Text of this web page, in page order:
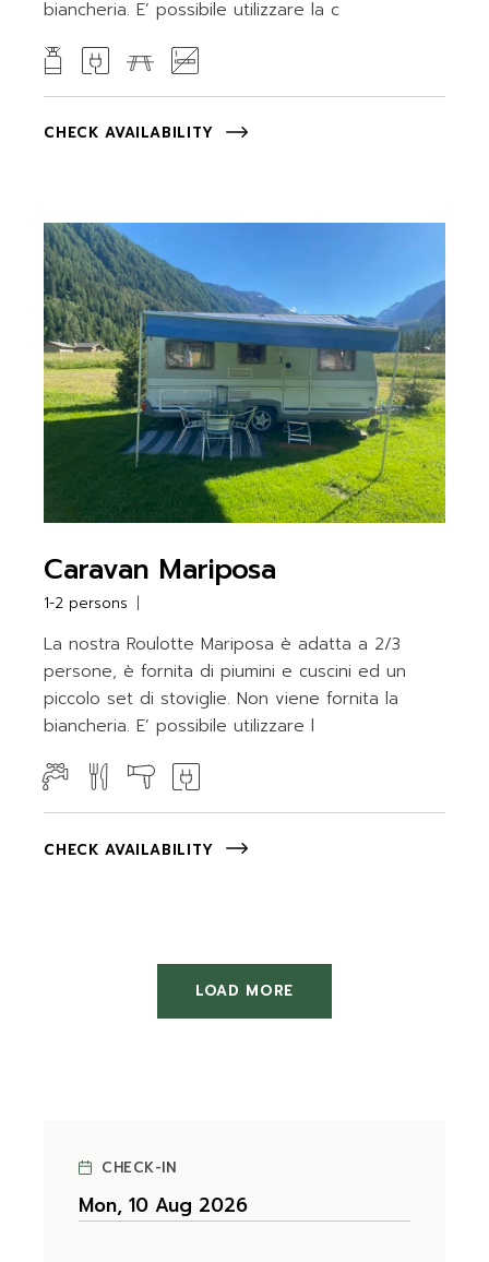
biancheria. E’ possibile utilizzare la c
CHECK AVAILABILITY
Caravan Mariposa
1-2 persons
La nostra Roulotte Mariposa è adatta a 2/3
persone, è fornita di piumini e cuscini ed un
piccolo set di stoviglie. Non viene fornita la
biancheria. E’ possibile utilizzare l
CHECK AVAILABILITY
LOAD MORE
CHECK-IN